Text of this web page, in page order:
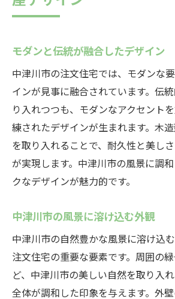
モダンと伝統が融合したデザイン
中津川市の注文住宅では、モダンな
インが見事に融合されています。伝
り入れつつも、モダンなアクセント
練されたデザインが生まれます。木
を取り入れることで、耐久性と美し
が実現します。中津川市の風景に調
クなデザインが魅力的です。
中津川市の風景に溶け込む外観
中津川市の自然豊かな風景に溶け込
注文住宅の重要な要素です。周囲の
ど、中津川市の美しい自然を取り入
全体が調和した印象を与えます。外壁